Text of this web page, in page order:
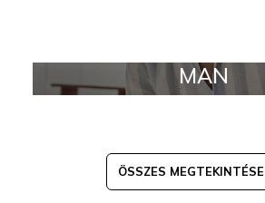
MAN
ÖSSZES MEGTEKINTÉSE